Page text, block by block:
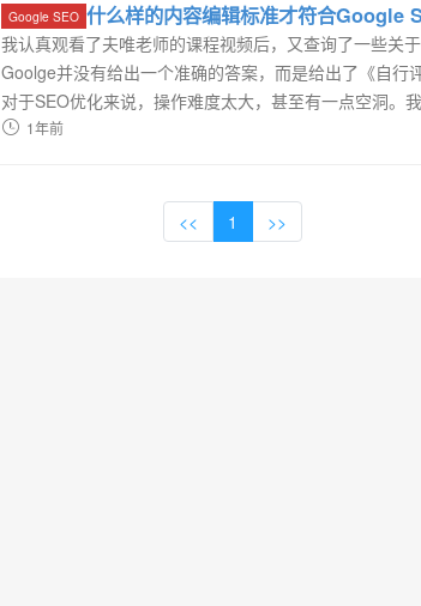
Google SEO 什么样的内容编辑标准才符合Google
我认真观看了夫唯老师的课程视频后，又查询了一些关
Goolge并没有给出一个准确的答案，而是给出了《自行
对于SEO优化来说，操作难度太大，甚至有一点空洞。
章，它这样写到：虽然在我查阅的文档中没有关于
1年前
<< 1 >>